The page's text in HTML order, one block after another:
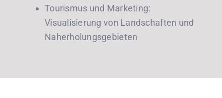
Tourismus und Marketing:
Visualisierung von Landschaften und
Naherholungsgebieten